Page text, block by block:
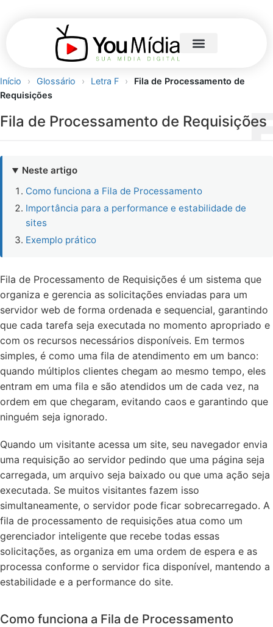
Início › Glossário › Letra F ›
Fila de Processamento de
Requisições
Fila de Processamento de Requisições
Neste artigo
Como funciona a Fila de Processamento
Importância para a performance e estabilidade de
sites
Exemplo prático
Fila de Processamento de Requisições é um sistema que
organiza e gerencia as solicitações enviadas para um
servidor web de forma ordenada e sequencial, garantindo
que cada tarefa seja executada no momento apropriado e
com os recursos necessários disponíveis. Em termos
simples, é como uma fila de atendimento em um banco:
quando múltiplos clientes chegam ao mesmo tempo, eles
entram em uma fila e são atendidos um de cada vez, na
ordem em que chegaram, evitando caos e garantindo que
ninguém seja ignorado.
Quando um visitante acessa um site, seu navegador envia
uma requisição ao servidor pedindo que uma página seja
carregada, um arquivo seja baixado ou que uma ação seja
executada. Se muitos visitantes fazem isso
simultaneamente, o servidor pode ficar sobrecarregado. A
fila de processamento de requisições atua como um
gerenciador inteligente que recebe todas essas
solicitações, as organiza em uma ordem de espera e as
processa conforme o servidor fica disponível, mantendo a
estabilidade e a performance do site.
Como funciona a Fila de Processamento